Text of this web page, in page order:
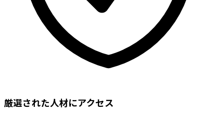
厳選された人材にアクセス